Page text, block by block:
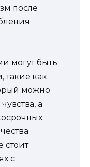
после
могут быть
такие как
можно
а
стоит
с